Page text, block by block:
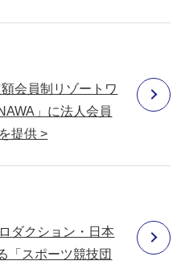
会員制リゾートワ
」に法人会員
提供 >
ダクション・日本
「スポーツ競技団